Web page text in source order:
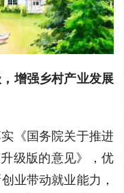
增强乡村产业发展
《国务院关于推进
级版的意见》，优
业带动就业能力，